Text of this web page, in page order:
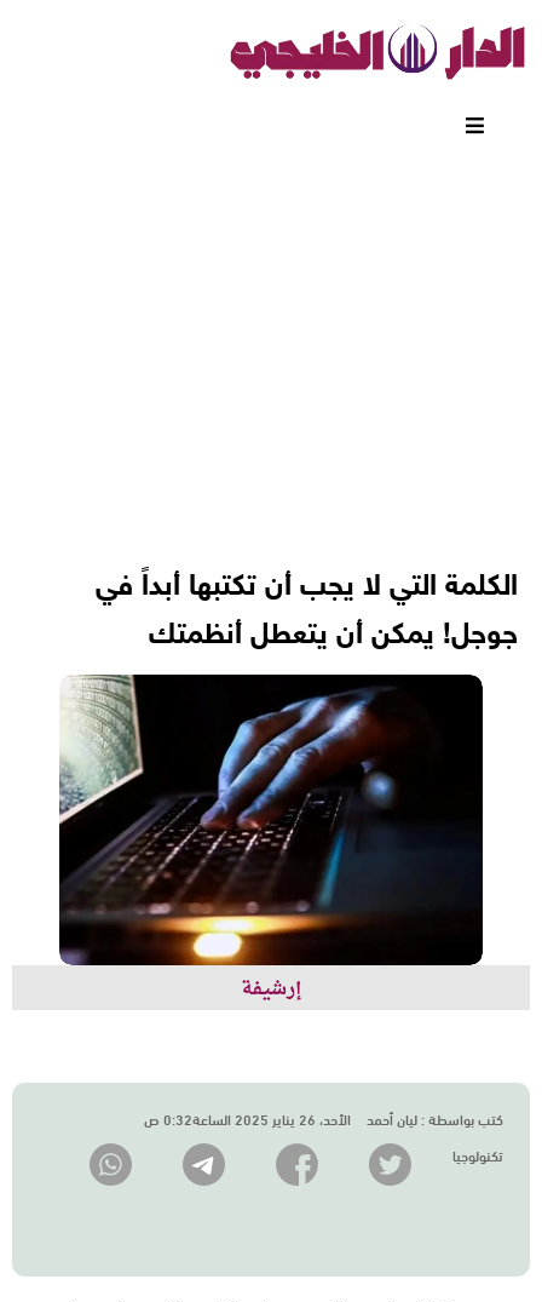
الكلمة التي لا يجب أن تكتبها أبداً في
جوجل! يمكن أن يتعطل أنظمتك
إرشيفة
كتب بواسطة :ليان أحمد
الأحد، 26 يناير 2025 الساعة0:32 ص
تكنولوجيا